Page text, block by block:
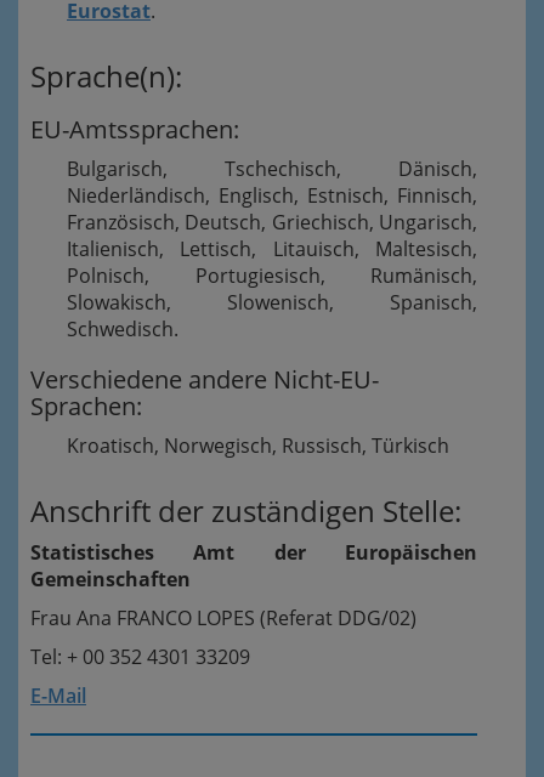
Eurostat.
Sprache(n):
EU-Amtssprachen:
Bulgarisch, Tschechisch, Dänisch,
Niederländisch, Englisch, Estnisch, Finnisch,
Französisch, Deutsch, Griechisch, Ungarisch,
Italienisch, Lettisch, Litauisch, Maltesisch,
Polnisch, Portugiesisch, Rumänisch,
Slowakisch, Slowenisch, Spanisch,
Schwedisch.
Verschiedene andere Nicht-EU-
Sprachen:
Kroatisch, Norwegisch, Russisch, Türkisch
Anschrift der zuständigen Stelle:
Statistisches Amt der Europäischen
Gemeinschaften
Frau Ana FRANCO LOPES (Referat DDG/02)
Tel: + 00 352 4301 33209
E-Mail